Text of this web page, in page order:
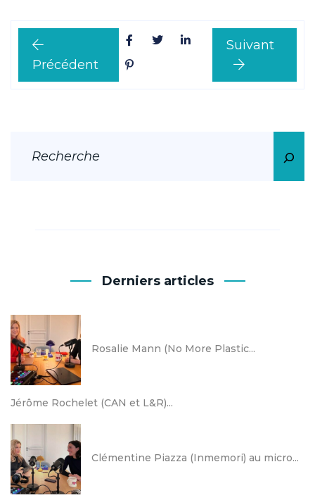
Précédent
Suivant
Derniers articles
Rosalie Mann (No More Plastic...
Jérôme Rochelet (CAN et L&R)...
Clémentine Piazza (Inmemori) au micro...